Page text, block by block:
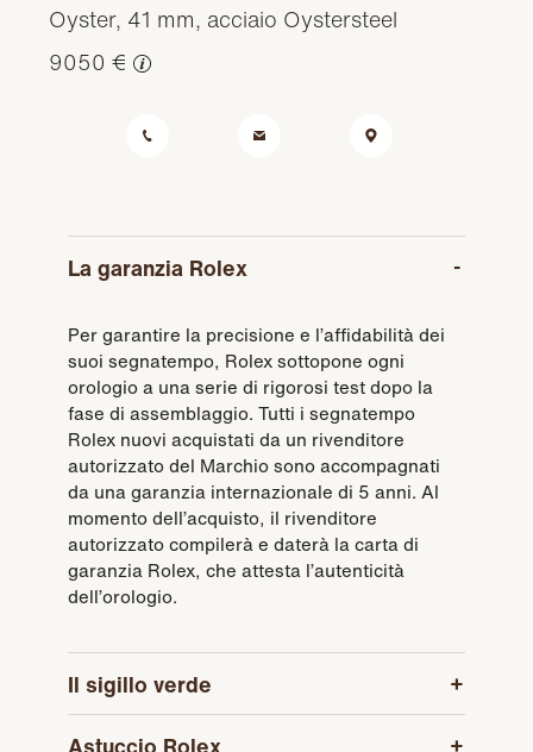
Oyster, 41 mm, acciaio Oystersteel
9050 €
La garanzia Rolex
Per garantire la precisione e l’affidabilità dei
suoi segnatempo, Rolex sottopone ogni
orologio a una serie di rigorosi test dopo la
fase di assemblaggio. Tutti i segnatempo
Rolex nuovi acquistati da un rivenditore
autorizzato del Marchio sono accompagnati
da una garanzia internazionale di 5 anni. Al
momento dell’acquisto, il rivenditore
autorizzato compilerà e daterà la carta di
garanzia Rolex, che attesta l’autenticità
dell’orologio.
Il sigillo verde